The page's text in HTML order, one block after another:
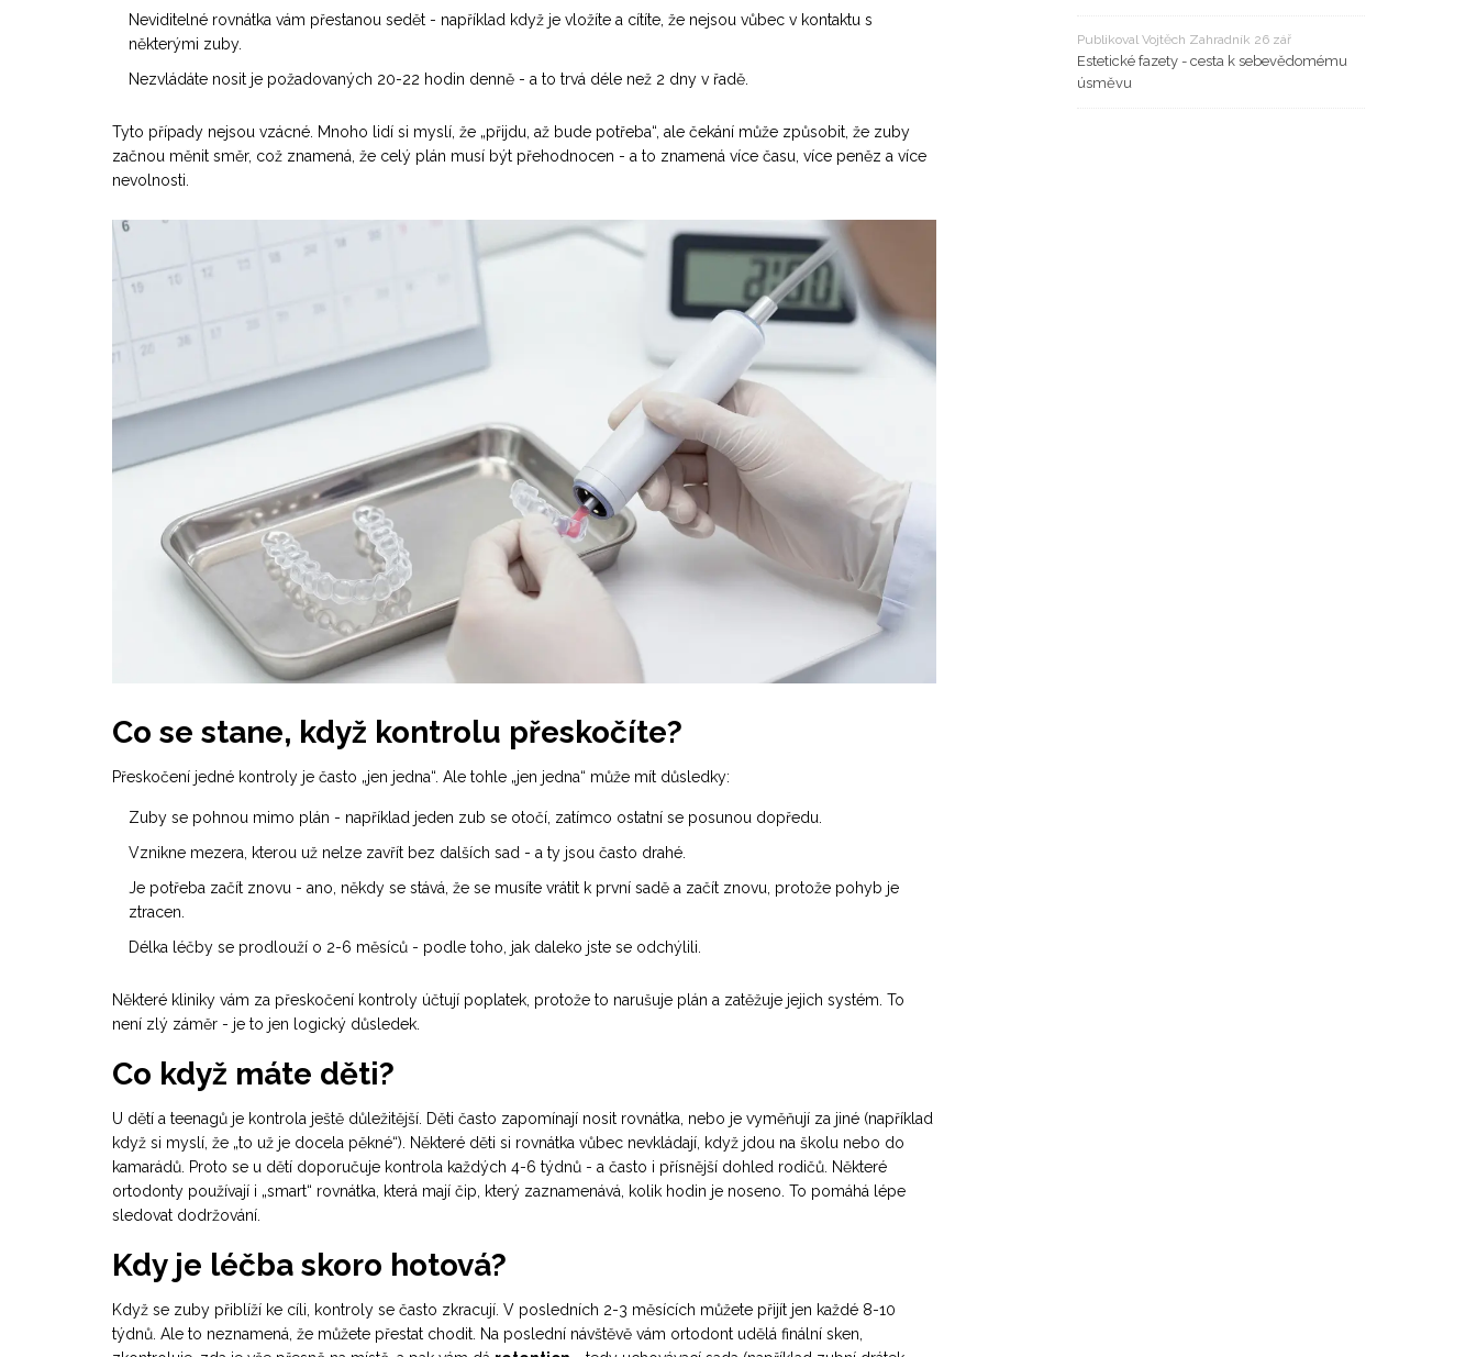
Neviditelné rovnátka vám přestanou sedět - například když je vložíte a cítíte, že nejsou vůbec v kontaktu s
některými zuby.
Nezvládáte nosit je požadovaných 20-22 hodin denně - a to trvá déle než 2 dny v řadě.
Tyto případy nejsou vzácné. Mnoho lidí si myslí, že „přijdu, až bude potřeba“, ale čekání může způsobit, že zuby
začnou měnit směr, což znamená, že celý plán musí být přehodnocen - a to znamená více času, více peněz a více
nevolnosti.
Co se stane, když kontrolu přeskočíte?
Přeskočení jedné kontroly je často „jen jedna“. Ale tohle „jen jedna“ může mít důsledky:
Zuby se pohnou mimo plán - například jeden zub se otočí, zatímco ostatní se posunou dopředu.
Vznikne mezera, kterou už nelze zavřít bez dalších sad - a ty jsou často drahé.
Je potřeba začít znovu - ano, někdy se stává, že se musíte vrátit k první sadě a začít znovu, protože pohyb je
ztracen.
Délka léčby se prodlouží o 2-6 měsíců - podle toho, jak daleko jste se odchýlili.
Některé kliniky vám za přeskočení kontroly účtují poplatek, protože to narušuje plán a zatěžuje jejich systém. To
není zlý záměr - je to jen logický důsledek.
Co když máte děti?
U dětí a teenagů je kontrola ještě důležitější. Děti často zapomínají nosit rovnátka, nebo je vyměňují za jiné (například
když si myslí, že „to už je docela pěkné“). Některé děti si rovnátka vůbec nevkládají, když jdou na školu nebo do
kamarádů. Proto se u dětí doporučuje kontrola každých 4-6 týdnů - a často i přísnější dohled rodičů. Některé
ortodonty používají i „smart“ rovnátka, která mají čip, který zaznamenává, kolik hodin je noseno. To pomáhá lépe
sledovat dodržování.
Kdy je léčba skoro hotová?
Když se zuby přiblíží ke cíli, kontroly se často zkracují. V posledních 2-3 měsících můžete přijít jen každé 8-10
týdnů. Ale to neznamená, že můžete přestat chodit. Na poslední návštěvě vám ortodont udělá finální sken,
Publikoval Vojtěch Zahradník 26 zář
Estetické fazety - cesta k sebevědomému
úsměvu